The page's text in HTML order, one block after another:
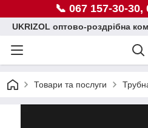
📞 067 157-30-30,
UKRIZOL оптово-роздрібна
Товари та послуги